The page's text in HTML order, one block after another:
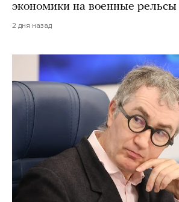
экономики на военные рельсы
2 дня назад